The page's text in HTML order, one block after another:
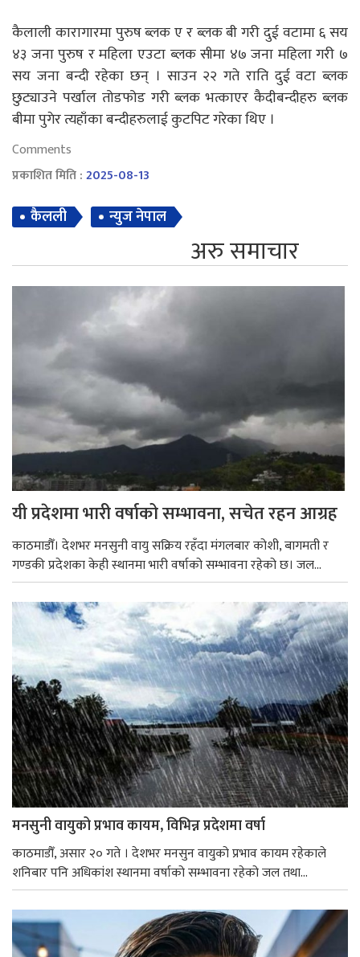
कैलाली कारागारमा पुरुष ब्लक ए र ब्लक बी गरी दुई वटामा ६ सय
४३ जना पुरुष र महिला एउटा ब्लक सीमा ४७ जना महिला गरी ७
सय जना बन्दी रहेका छन् । साउन २२ गते राति दुई वटा ब्लक
छुट्याउने पर्खाल तोडफोड गरी ब्लक भत्काएर कैदीबन्दीहरु ब्लक
बीमा पुगेर त्यहाँका बन्दीहरुलाई कुटपिट गरेका थिए ।
Comments
प्रकाशित मिति :2025-08-13
कैलली न्युज नेपाल
अरु समाचार
यी प्रदेशमा भारी वर्षाको सम्भावना, सचेत रहन आग्रह
काठमाडौँ। देशभर मनसुनी वायु सक्रिय रहँदा मंगलबार कोशी, बागमती र
गण्डकी प्रदेशका केही स्थानमा भारी वर्षाको सम्भावना रहेको छ। जल...
मनसुनी वायुको प्रभाव कायम, विभिन्न प्रदेशमा वर्षा
काठमाडौँ, असार २० गते । देशभर मनसुन वायुको प्रभाव कायम रहेकाले
शनिबार पनि अधिकांश स्थानमा वर्षाको सम्भावना रहेको जल तथा...